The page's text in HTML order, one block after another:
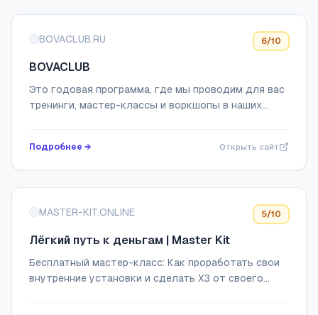
BOVACLUB.RU 6/10
BOVACLUB
Это годовая программа, где мы проводим для вас
тренинги, мастер-классы и воркшопы в наших
Подробнее → Открыть сайт
MASTER-KIT.ONLINE 5/10
Лёгкий путь к деньгам | Master Kit
Бесплатный мастер-класс: Как проработать свои
внутренние установки и сделать Х3 от своего